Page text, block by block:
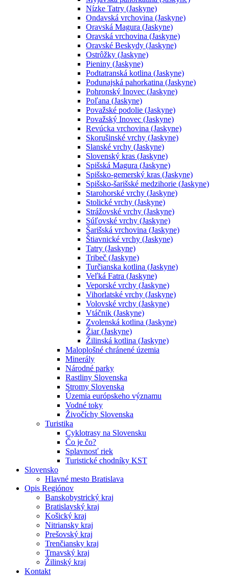
Nízke Tatry (Jaskyne)
Ondavská vrchovina (Jaskyne)
Oravská Magura (Jaskyne)
Oravská vrchovina (Jaskyne)
Oravské Beskydy (Jaskyne)
Ostrôžky (Jaskyne)
Pieniny (Jaskyne)
Podtatranská kotlina (Jaskyne)
Podunajská pahorkatina (Jaskyne)
Pohronský Inovec (Jaskyne)
Poľana (Jaskyne)
Považské podolie (Jaskyne)
Považský Inovec (Jaskyne)
Revúcka vrchovina (Jaskyne)
Skorušinské vrchy (Jaskyne)
Slanské vrchy (Jaskyne)
Slovenský kras (Jaskyne)
Spišská Magura (Jaskyne)
Spišsko-gemerský kras (Jaskyne)
Spišsko-šarišské medzihorie (Jaskyne)
Starohorské vrchy (Jaskyne)
Stolické vrchy (Jaskyne)
Strážovské vrchy (Jaskyne)
Súľovské vrchy (Jaskyne)
Šarišská vrchovina (Jaskyne)
Štiavnické vrchy (Jaskyne)
Tatry (Jaskyne)
Tribeč (Jaskyne)
Turčianska kotlina (Jaskyne)
Veľká Fatra (Jaskyne)
Veporské vrchy (Jaskyne)
Vihorlatské vrchy (Jaskyne)
Volovské vrchy (Jaskyne)
Vtáčnik (Jaskyne)
Zvolenská kotlina (Jaskyne)
Žiar (Jaskyne)
Žilinská kotlina (Jaskyne)
Maloplošné chránené územia
Minerály
Národné parky
Rastliny Slovenska
Stromy Slovenska
Územia európskeho významu
Vodné toky
Živočíchy Slovenska
Turistika
Cyklotrasy na Slovensku
Čo je čo?
Splavnosť riek
Turistické chodníky KST
Slovensko
Hlavné mesto Bratislava
Opis Regiónov
Banskobystrický kraj
Bratislavský kraj
Košický kraj
Nitriansky kraj
Prešovský kraj
Trenčiansky kraj
Trnavský kraj
Žilinský kraj
Kontakt